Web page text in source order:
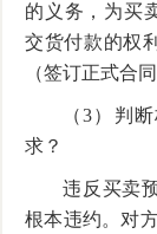
的义务，为买
交货付款的权
（签订正式合
（3）判
求？
违反买卖
根本违约。对